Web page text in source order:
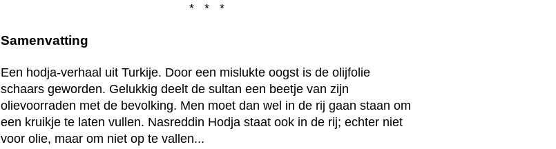
* * *
Samenvatting
Een hodja-verhaal uit Turkije. Door een mislukte oogst is de olijfolie
schaars geworden. Gelukkig deelt de sultan een beetje van zijn
olievoorraden met de bevolking. Men moet dan wel in de rij gaan staan om
een kruikje te laten vullen. Nasreddin Hodja staat ook in de rij; echter niet
voor olie, maar om niet op te vallen...